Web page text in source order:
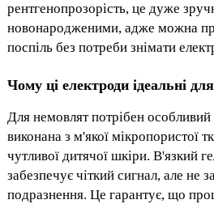
рентгенопрозорість, це дуже
новонародженими, адже можна
поспіль без потреби знімати
Чому ці електроди ідеальні
Для немовлят потрібен
виконана з м'якої мікропористої
чутливої дитячої шкіри. В'язкий
забезпечує чіткий сигнал, але не
подразнення. Це гарантує, що